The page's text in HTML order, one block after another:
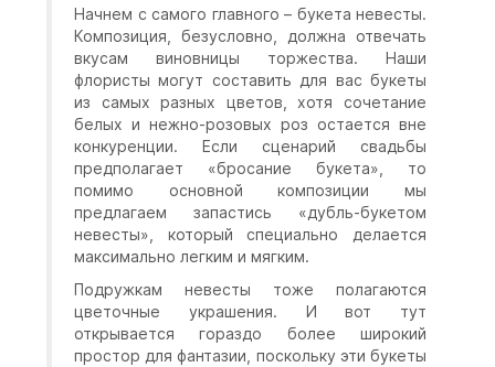
Начнем с самого главного – букета невесты.
Композиция, безусловно, должна отвечать
вкусам виновницы торжества. Наши
флористы могут составить для вас букеты
из самых разных цветов, хотя сочетание
белых и нежно-розовых роз остается вне
конкуренции. Если сценарий свадьбы
предполагает «бросание букета», то
помимо основной композиции мы
предлагаем запастись «дубль-букетом
невесты», который специально делается
максимально легким и мягким.
Подружкам невесты тоже полагаются
цветочные украшения. И вот тут
открывается гораздо более широкий
простор для фантазии, поскольку эти букеты